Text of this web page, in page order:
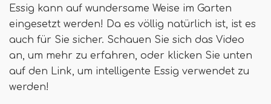
Essig kann auf wundersame Weise im Garten
eingesetzt werden! Da es völlig natürlich ist, ist es
auch für Sie sicher. Schauen Sie sich das Video
an, um mehr zu erfahren, oder klicken Sie unten
auf den Link, um intelligente Essig verwendet zu
werden!